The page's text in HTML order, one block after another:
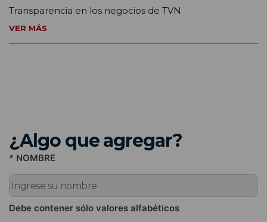
Transparencia en los negocios de TVN
VER MÁS
¿Algo que agregar?
* NOMBRE
Debe contener sólo valores alfabéticos